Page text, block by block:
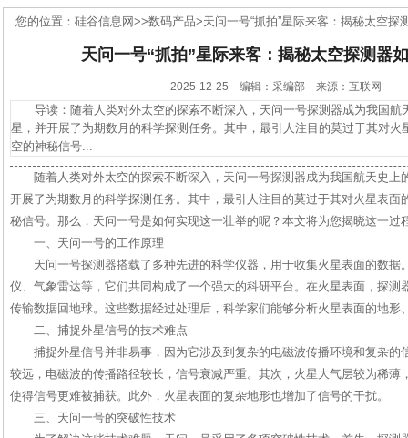
您的位置： 硅谷信息网>>数码产品>天问一号“抓拍”星际来客：揭秘太空探
天问一号“抓拍”星际来客：揭秘太空探测器
2025-12-25 编辑：采编部 来源：互联网
导读：随着人类对外太空的探索不断深入，天问一号探测器成为我国航
星，并开展了为期数月的科学探测任务。其中，最引人注目的莫过于其对
空的神秘信号...
随着人类对外太空的探索不断深入，天问一号探测器成为我国航天史上
开展了为期数月的科学探测任务。其中，最引人注目的莫过于其对火星表
秘信号。那么，天问一号是如何实现这一壮举的呢？本文将为您揭晓这一过
一、天问一号的工作原理
天问一号探测器搭载了多种先进的科学仪器，用于收集火星表面的数据
仪、气象雷达等，它们共同构成了一个强大的科研平台。在火星表面，探测
传输数据回地球。这些数据经过处理后，科学家们能够分析火星表面的地形
二、捕捉外星信号的技术难点
捕捉外星信号并非易事，因为它涉及到复杂的电磁波传播环境和复杂的
较远，电磁波的传播路径较长，信号衰减严重。其次，火星大气层较为稀薄
使得信号更难被捕获。此外，火星表面的复杂地形也增加了信号的干扰。
三、天问一号的突破性技术